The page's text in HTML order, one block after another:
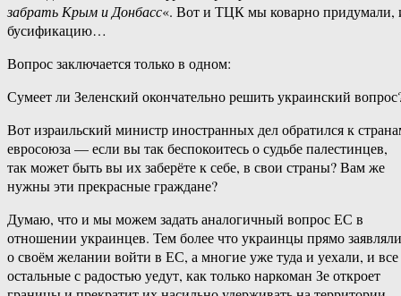
забрать Крым и Донбасс«. Вот и ТЦК мы коварно придумали,
бусификацию…
Вопрос заключается только в одном:
Сумеет ли Зеленский окончательно решить украинский
Вот израильский министр иностранных дел обратился к
евросоюза — если вы так беспокоитесь о судьбе палестинцев,
так может быть вы их заберёте к себе, в свои страны? Вам же
нужны эти прекрасные граждане?
Думаю, что и мы можем задать аналогичный вопрос ЕС в
отношении украинцев. Тем более что украинцы прямо заявляли
о своём желании войти в ЕС, а многие уже туда и уехали, и все
остальные с радостью уедут, как только наркоман Зе откроет